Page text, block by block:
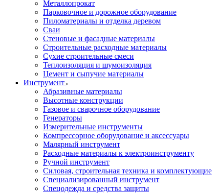
Металлопрокат
Парковочное и дорожное оборудование
Пиломатериалы и отделка деревом
Сваи
Стеновые и фасадные материалы
Строительные расходные материалы
Сухие строительные смеси
Теплоизоляция и шумоизоляция
Цемент и сыпучие материалы
Инструмент
Абразивные материалы
Высотные конструкции
Газовое и сварочное оборудование
Генераторы
Измерительные инструменты
Компрессорное оборудование и аксессуары
Малярный инструмент
Расходные материалы к электроинструменту
Ручной инструмент
Силовая, строительная техника и комплектующие
Специализированный инструмент
Спецодежда и средства защиты